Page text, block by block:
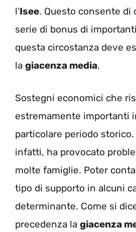
l’Isee. Questo consente di
serie di bonus di
questa circostanza deve
la giacenza media.
Sostegni economici che
estremamente importanti
particolare periodo storico.
infatti, ha provocato
molte famiglie. Poter
tipo di supporto in alcuni
determinante. Come si
precedenza la giacenza